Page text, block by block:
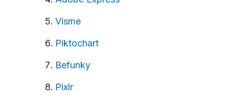
Visme
Piktochart
Befunky
Pixlr